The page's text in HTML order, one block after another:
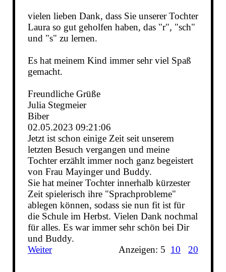
vielen lieben Dank, dass Sie unserer Tochter
Laura so gut geholfen haben, das "r", "sch"
und "s" zu lernen.
Es hat meinem Kind immer sehr viel Spaß
gemacht.
Freundliche Grüße
Julia Stegmeier
Biber
02.05.2023 09:21:06
Jetzt ist schon einige Zeit seit unserem
letzten Besuch vergangen und meine
Tochter erzählt immer noch ganz begeistert
von Frau Mayinger und Buddy.
Sie hat meiner Tochter innerhalb kürzester
Zeit spielerisch ihre "Sprachprobleme"
ablegen können, sodass sie nun fit ist für
die Schule im Herbst. Vielen Dank nochmal
für alles. Es war immer sehr schön bei Dir
und Buddy.
Weiter
Anzeigen: 5 10 20